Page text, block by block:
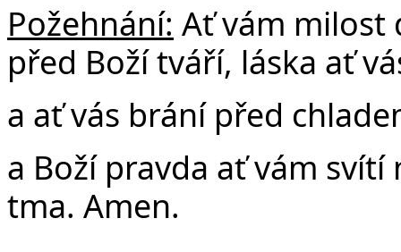
Požehnání: Ať vám milost
před Boží tváří, láska ať
a ať vás brání před
a Boží pravda ať vám
tma. Amen.